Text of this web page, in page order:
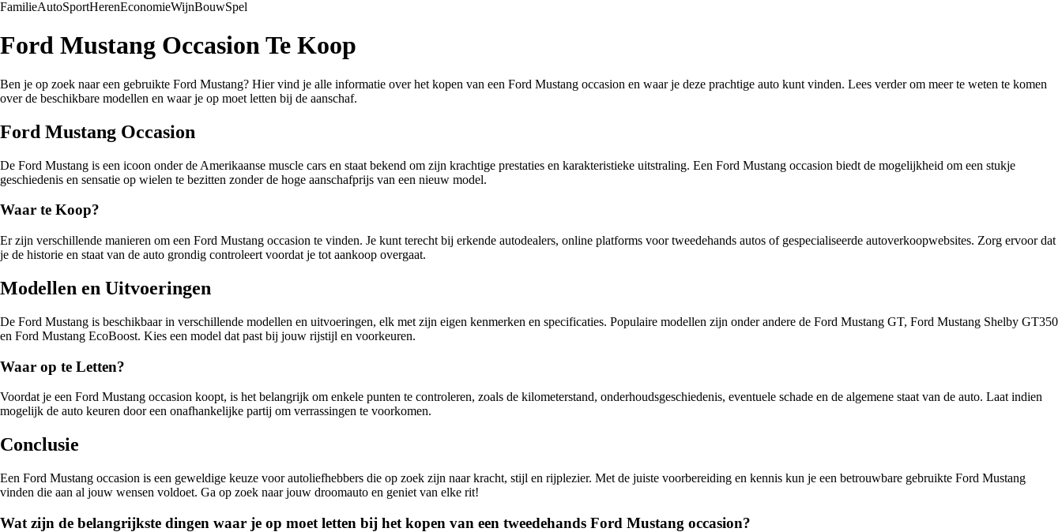
FamilieAutoSportHerenEconomieWijnBouwSpel
Ford Mustang Occasion Te Koop
Ben je op zoek naar een gebruikte Ford Mustang? Hier vind je alle informatie over het kopen van een Ford Mustang occasion en waar je deze prachtige auto kunt vinden. Lees verder om meer te weten te komen
over de beschikbare modellen en waar je op moet letten bij de aanschaf.
Ford Mustang Occasion
De Ford Mustang is een icoon onder de Amerikaanse muscle cars en staat bekend om zijn krachtige prestaties en karakteristieke uitstraling. Een Ford Mustang occasion biedt de mogelijkheid om een stukje
geschiedenis en sensatie op wielen te bezitten zonder de hoge aanschafprijs van een nieuw model.
Waar te Koop?
Er zijn verschillende manieren om een Ford Mustang occasion te vinden. Je kunt terecht bij erkende autodealers, online platforms voor tweedehands autos of gespecialiseerde autoverkoopwebsites. Zorg ervoor dat
je de historie en staat van de auto grondig controleert voordat je tot aankoop overgaat.
Modellen en Uitvoeringen
De Ford Mustang is beschikbaar in verschillende modellen en uitvoeringen, elk met zijn eigen kenmerken en specificaties. Populaire modellen zijn onder andere de Ford Mustang GT, Ford Mustang Shelby GT350
en Ford Mustang EcoBoost. Kies een model dat past bij jouw rijstijl en voorkeuren.
Waar op te Letten?
Voordat je een Ford Mustang occasion koopt, is het belangrijk om enkele punten te controleren, zoals de kilometerstand, onderhoudsgeschiedenis, eventuele schade en de algemene staat van de auto. Laat indien
mogelijk de auto keuren door een onafhankelijke partij om verrassingen te voorkomen.
Conclusie
Een Ford Mustang occasion is een geweldige keuze voor autoliefhebbers die op zoek zijn naar kracht, stijl en rijplezier. Met de juiste voorbereiding en kennis kun je een betrouwbare gebruikte Ford Mustang
vinden die aan al jouw wensen voldoet. Ga op zoek naar jouw droomauto en geniet van elke rit!
Wat zijn de belangrijkste dingen waar je op moet letten bij het kopen van een tweedehands Ford Mustang occasion?